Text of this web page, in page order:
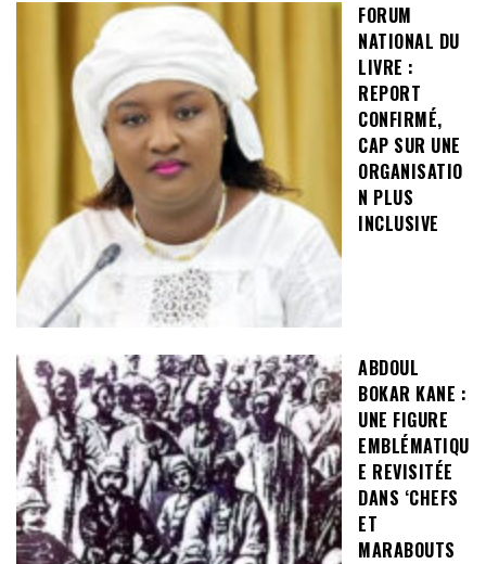
FORUM
NATIONAL DU
LIVRE :
REPORT
CONFIRMÉ,
CAP SUR UNE
ORGANISATIO
N PLUS
INCLUSIVE
ABDOUL
BOKAR KANE :
UNE FIGURE
EMBLÉMATIQU
E REVISITÉE
DANS ‘CHEFS
ET
MARABOUTS